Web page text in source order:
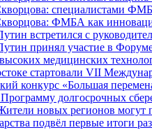
специалистами
ФМБА как
встретился с
принял участие в
медицинских
стартовали VII
конкурс «Большая
долгосрочных
новых регионов могут
подвёл первые итоги